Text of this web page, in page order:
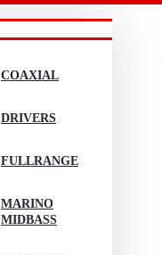
COAXIAL
DRIVERS
FULLRANGE
MARINO
MIDBASS